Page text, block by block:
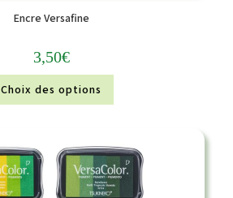
Encre Versafine
3,50€
Choix des options